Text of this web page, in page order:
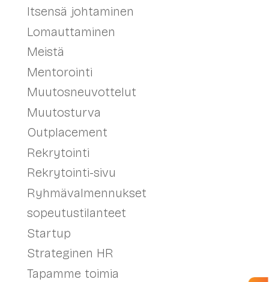
Itsensä johtaminen
Lomauttaminen
Meistä
Mentorointi
Muutosneuvottelut
Muutosturva
Outplacement
Rekrytointi
Rekrytointi-sivu
Ryhmävalmennukset
sopeutustilanteet
Startup
Strateginen HR
Tapamme toimia